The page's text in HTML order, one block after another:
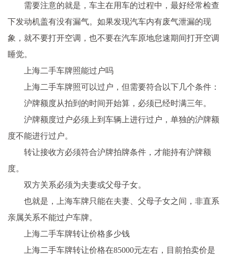
需要注意的就是，车主在用车的过程中，最好经常检查
下发动机盖有没有漏气。如果发现汽车内有废气泄漏的现
象，就不要打开空调，也不要在汽车原地怠速期间打开空调
睡觉。
上海二手车牌照能过户吗
上海二手车牌照可以过户，但需要符合以下几个条件：
沪牌额度从拍到的时间开始算，必须已经时满三年。
沪牌额度过户必须上到车辆上进行过户，单独的沪牌额
度不能进行过户。
转让接收方必须符合沪牌拍牌条件，才能持有沪牌额
度。
双方关系必须为夫妻或父母子女。
也就是，上海车牌只能在夫妻、父母子女之间，非直系
亲属关系不能过户车牌。
上海二手车牌转让价格多少钱
上海二手车牌转让价格在85000元左右，目前拍卖价是